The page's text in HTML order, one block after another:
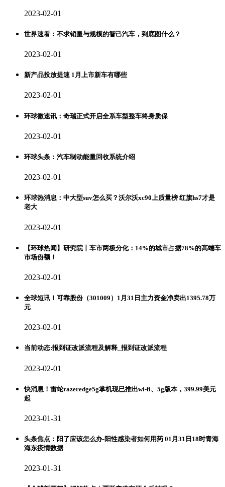
2023-02-01
世界速看：不求销量与规模的智己汽车，到底图什么？
2023-02-01
新产品投放提速 1月上市新车有哪些
2023-02-01
环球微速讯：奇瑞正式开启全系车型整车终身质保
2023-02-01
环球头条：汽车制动能量回收系统介绍
2023-02-01
环球热消息：中大型suv怎么买？沃尔沃xc90上质量榜 红旗hs7才是
老大
2023-02-01
【环球热闻】研究院丨车市两极分化：14%的城市占据78%的高端车
市场份额！
2023-02-01
全球短讯！可靠股份（301009）1月31日主力资金净卖出1395.78万
元
2023-02-01
当前动态:报到证改派流程及解释_报到证改派流程
2023-02-01
快消息！雷蛇razeredge5g掌机现已推出wi-fi、5g版本，399.99美元
起
2023-01-31
头条焦点：阳了应该怎么办-阳性感染者如何用药 01月31日18时青海
海东疫情数据
2023-01-31